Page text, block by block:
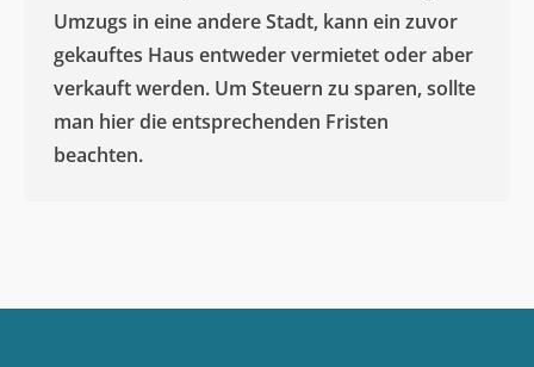
Umzugs in eine andere Stadt, kann ein zuvor
gekauftes Haus entweder vermietet oder aber
verkauft werden. Um Steuern zu sparen, sollte
man hier die entsprechenden Fristen
beachten.